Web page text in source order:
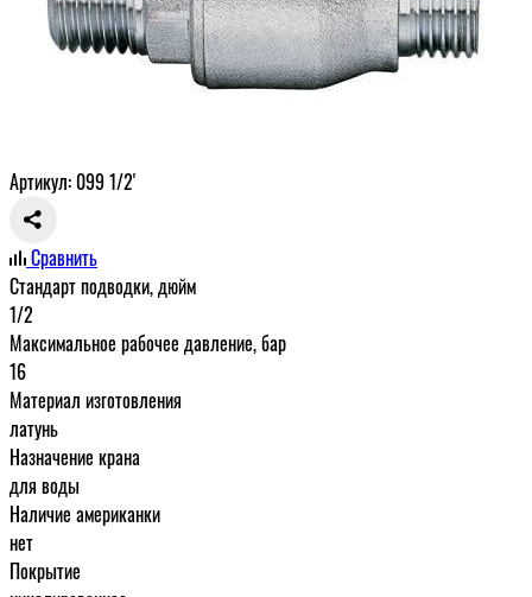
Артикул: 099 1/2'
Сравнить
Стандарт подводки, дюйм
1/2
Максимальное рабочее давление, бар
16
Материал изготовления
латунь
Назначение крана
для воды
Наличие американки
нет
Покрытие